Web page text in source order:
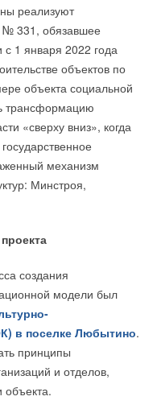
реализуют
№ 331, обязавшее
с 1 января 2022 года
объектов по
объекта социальной
трансформацию
«сверху вниз», когда
механизм
Минстроя,
создания
модели был
в поселке Любытино.
принципы
и отделов,
объекта.
и ГРИЛЬ-МАНГАЛ
котлов
ЭВАН EXPERT PLUS
ПРИЗА в январе
количество
PLUS среди всех
приз.